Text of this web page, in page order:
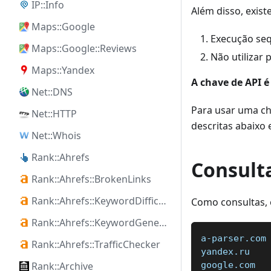
IP::Info
Maps::Google
Maps::Google::Reviews
Maps::Yandex
Net::DNS
Net::HTTP
Net::Whois
Rank::Ahrefs
Rank::Ahrefs::BrokenLinks
Rank::Ahrefs::KeywordDifficulty
Rank::Ahrefs::KeywordGenerator
Rank::Ahrefs::TrafficChecker
Rank::Archive
Além disso,
Execução
Não utilizar
A chave de API
Para usar uma
descritas abaixo
Como
a-
yandex.ru
google.com